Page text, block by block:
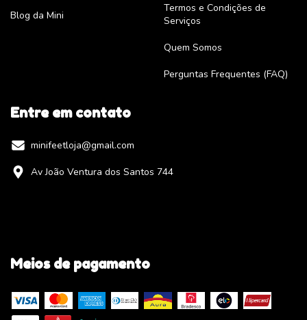
Blog da Mini
Termos e Condições de
Serviços
Quem Somos
Perguntas Frequentes (FAQ)
Entre em contato
minifeetloja@gmail.com
Av João Ventura dos Santos 744
Meios de pagamento